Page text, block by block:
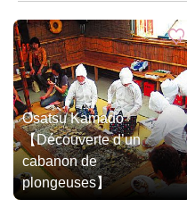
Osatsu Kamado
【Découverte d’un
cabanon de
plongeuses】